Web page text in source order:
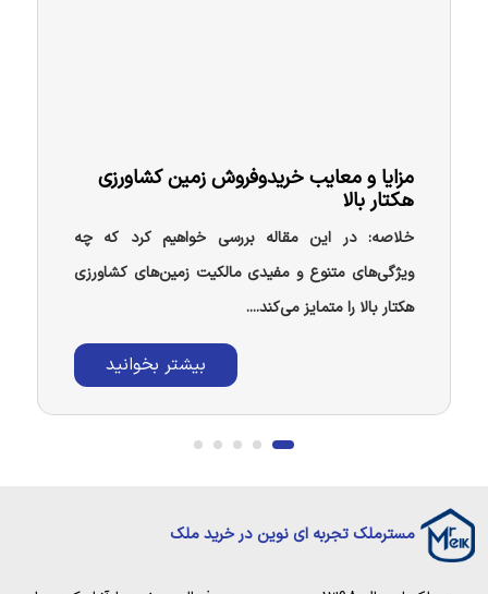
مزایا و معایب خریدوفروش زمین کشاورزی
هکتار بالا
خلاصه: در این مقاله بررسی خواهیم کرد که چه
ویژگی‌های متنوع و مفیدی مالکیت زمین‌های کشاورزی
هکتار بالا را متمایز می‌کند....
بیشتر بخوانید
مسترملک تجربه ای نوین در خرید ملک